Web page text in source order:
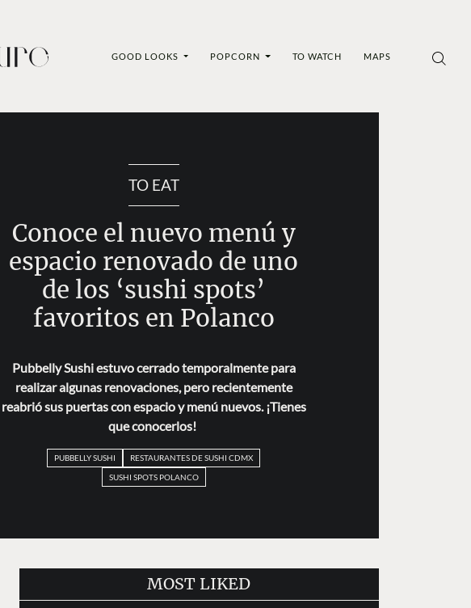
GOOD LOOKS POPCORN TO WATCH MAPS
TO EAT
Conoce el nuevo menú y
espacio renovado de uno
de los ‘sushi spots’
favoritos en Polanco
Pubbelly Sushi estuvo cerrado temporalmente para
realizar algunas renovaciones, pero recientemente
reabrió sus puertas con espacio y menú nuevos. ¡Tienes
que conocerlos!
PUBBELLY SUSHI
RESTAURANTES DE SUSHI CDMX
SUSHI SPOTS POLANCO
MOST LIKED